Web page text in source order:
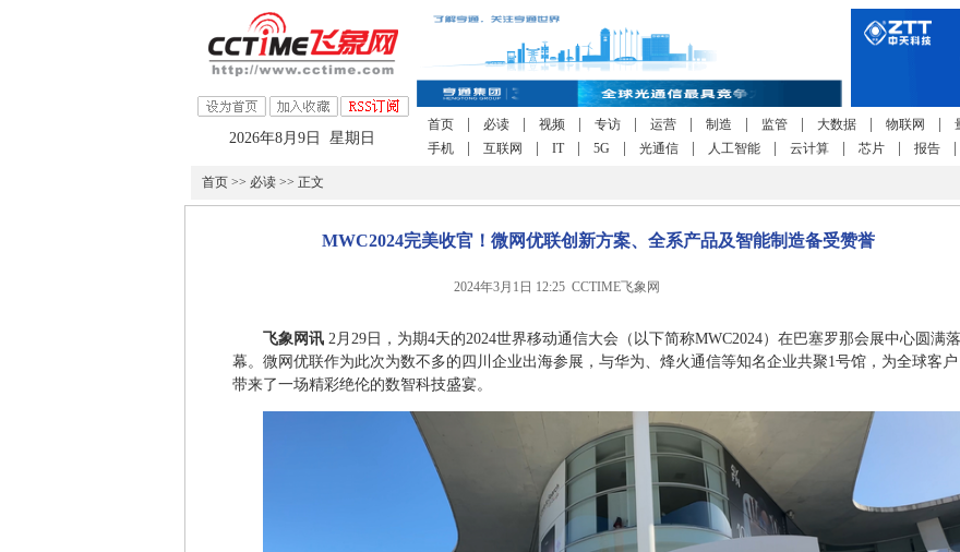
2026年8月9日 星期日
首页 必读 视频 专访 运营 制造 监管 大数据 物联网
手机
互联网 IT 5G 光通信 人工智能 云计算 芯片 报告
首页>> 必读>> 正文
MWC2024完美收官！微网优联创新方案、全系产品及智能制造备受赞誉
2024年3月1日 12:25 CCTIME飞象网
飞象网讯 2月29日，为期4天的2024世界移动通信大会（以下简称MWC2024）在巴塞罗那会展中心圆满落
幕。微网优联作为此次为数不多的四川企业出海参展，与华为、烽火通信等知名企业共聚1号馆，为全球客户
带来了一场精彩绝伦的数智科技盛宴。